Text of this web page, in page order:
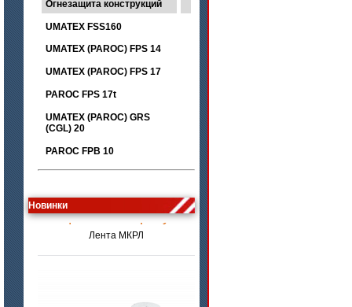
Огнезащита конструкций
UMATEX FSS160
UMATEX (PAROC) FPS 14
UMATEX (PAROC) FPS 17
PAROC FPS 17t
UMATEX (PAROC) GRS
(CGL) 20
PAROC FPB 10
Новинки